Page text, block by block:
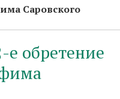
Саровского
е обретение